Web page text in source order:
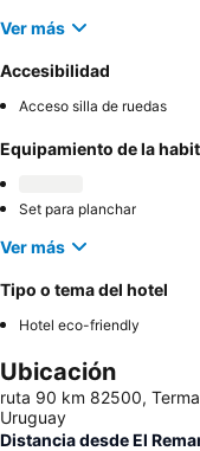
Ver más
Accesibilidad
Acceso silla de ruedas
Equipamiento de la
Set para planchar
Ver más
Tipo o tema del hotel
Hotel eco-friendly
Ubicación
ruta 90 km 82500,
Uruguay
Distancia desde El